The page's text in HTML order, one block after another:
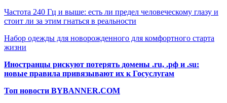
Частота 240 Гц и выше: есть ли предел человеческому глазу и
стоит ли за этим гнаться в реальности
Набор одежды для новорожденного для комфортного старта
жизни
Иностранцы рискуют потерять домены .ru, .рф и .su:
новые правила привязывают их к Госуслугам
Топ новости BYBANNER.COM